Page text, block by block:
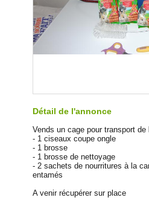
Détail de l'annonce
Vends un cage pour transport
- 1 ciseaux coupe ongle
- 1 brosse
- 1 brosse de nettoyage
- 2 sachets de nourritures à la
entamés
A venir récupérer sur place